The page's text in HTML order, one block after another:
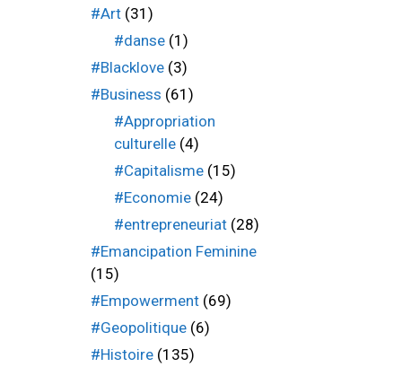
#Art (31)
#danse(1)
#Blacklove (3)
#Business (61)
#Appropriation
culturelle(4)
#Capitalisme(15)
#Economie(24)
#entrepreneuriat(28)
#Emancipation Feminine
(15)
#Empowerment (69)
#Geopolitique (6)
#Histoire (135)